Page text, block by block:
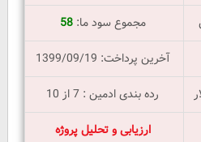
مجموع سود ما:58
آخرین پرداخت: 1399/09/19
رده بندی ادمین : 7 از 10
ارزیابی و تحلیل پروژه